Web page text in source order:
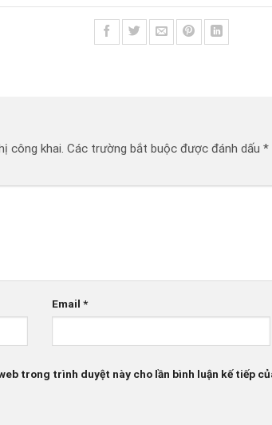
công khai. Các trường bắt buộc được đánh dấu *
Email*
trong trình duyệt này cho lần bình luận kế tiếp